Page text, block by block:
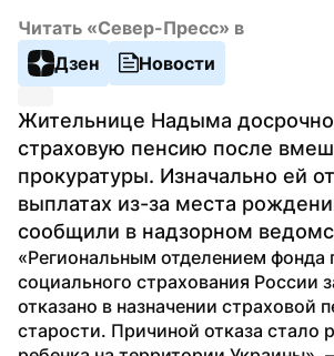
Читать «Север-Пресс» в
Дзен
Новости
Жительнице Надыма досрочно
страховую пенсию после
прокуратуры. Изначально ей
выплатах из-за места
сообщили в надзорном
«Региональным отделением фонда
социального страхования России
отказано в назначении страховой
старости. Причиной отказа стало